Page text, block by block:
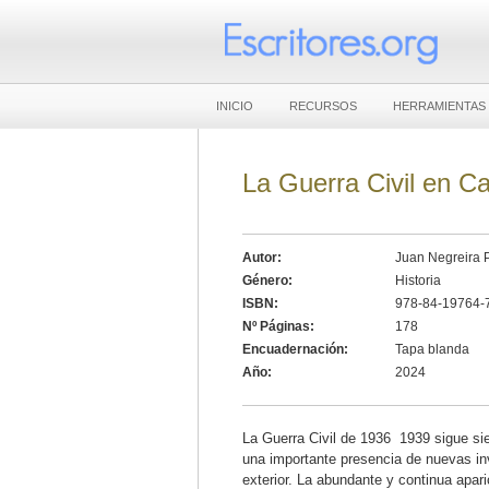
INICIO RECURSOS HERRAMIENTAS
La Guerra Civil en
Autor:
Juan Negreira
Género:
Historia
ISBN:
978-84-19764-
Nº Páginas:
178
Encuadernación:
Tapa blanda
Año:
2024
La Guerra Civil de 1936  1939 sigue
una importante presencia de nuevas
exterior. La abundante y continua